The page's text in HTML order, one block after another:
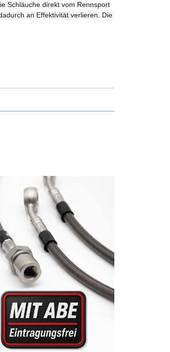
Schläuche direkt vom Rennsport
an Effektivität verlieren. Die